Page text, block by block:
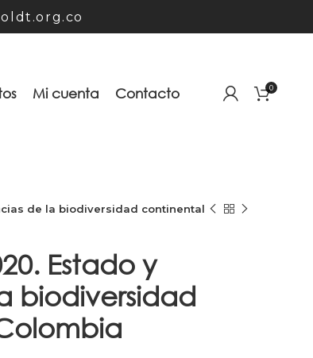
Mi cuenta Contacto 0
de la biodiversidad continental
Estado y
biodiversidad